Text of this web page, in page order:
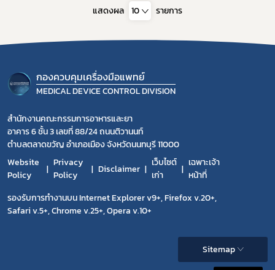
แสดงผล 10 รายการ
กองควบคุมเครื่องมือแพทย์
MEDICAL DEVICE CONTROL DIVISION
สำนักงานคณะกรรมการอาหารและยา
อาคาร 6 ชั้น 3 เลขที่ 88/24 ถนนติวานนท์
ตำบลตลาดขวัญ อำเภอเมือง จังหวัดนนทบุรี 11000
Website
Policy
Privacy
Policy
Disclaimer
เว็บไซต์
เก่า
เฉพาะเจ้า
หน้าที่
รองรับการทำงานบน Internet Explorer v9+, Firefox v.20+,
Safari v.5+, Chrome v.25+, Opera v.10+
Sitemap